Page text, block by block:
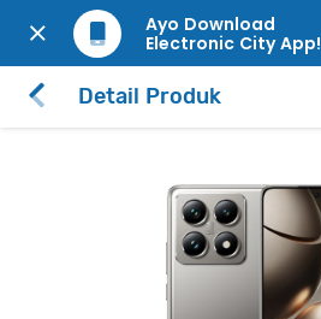
Ayo Download
Electronic City App!
Detail Produk